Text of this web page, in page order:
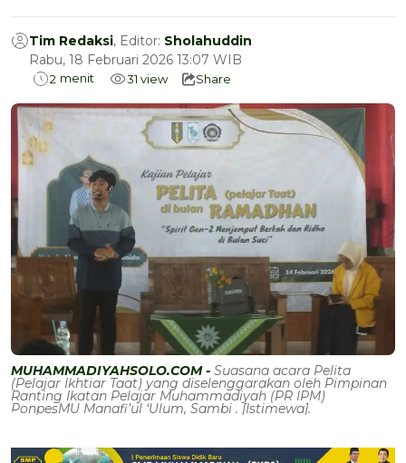
Tim Redaksi, Editor: Sholahuddin
Rabu, 18 Februari 2026 13:07 WIB
2 menit 31 view Share
MUHAMMADIYAHSOLO.COM - Suasana acara Pelita
(Pelajar Ikhtiar Taat) yang diselenggarakan oleh Pimpinan
Ranting Ikatan Pelajar Muhammadiyah (PR IPM)
PonpesMU Manafi’ul ‘Ulum, Sambi . [Istimewa].